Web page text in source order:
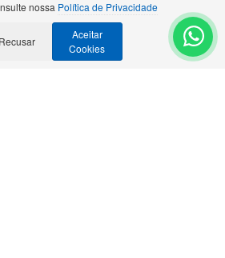
- Veja todas as Parcerias Premiadas
nossa Política de Privacidade
Recusar
Aceitar
Cookies